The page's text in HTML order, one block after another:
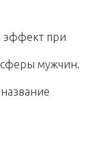
эффект при
сферы мужчин.